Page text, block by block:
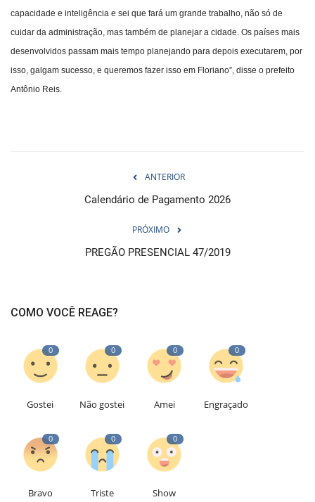
capacidade e inteligência e sei que fará um grande trabalho, não só de
cuidar da administração, mas também de planejar a cidade. Os países mais
desenvolvidos passam mais tempo planejando para depois executarem, por
isso, galgam sucesso, e queremos fazer isso em Floriano”, disse o prefeito
Antônio Reis.
ANTERIOR
Calendário de Pagamento 2026
PRÓXIMO
PREGÃO PRESENCIAL 47/2019
COMO VOCÊ REAGE?
0
Gostei
0
Não gostei
0
Amei
0
Engraçado
0
Bravo
0
Triste
0
Show